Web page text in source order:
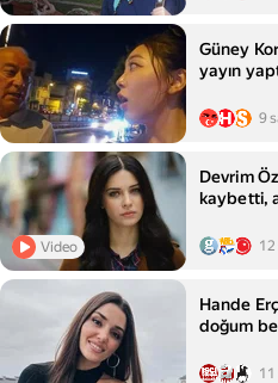
Güney
yayın
9
Video
Devrim
kaybetti,
12
Hande
doğum
11